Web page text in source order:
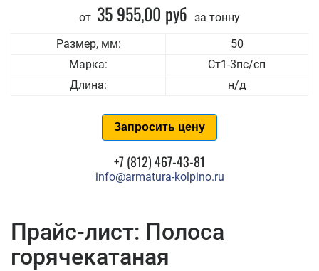
от 35 955,00 руб за тонну
Размер, мм:
50
Марка:
Ст1-3пс/сп
Длина:
н/д
Запросить цену
+7 (812) 467-43-81
info@armatura-kolpino.ru
Прайс-лист: Полоса
горячекатаная